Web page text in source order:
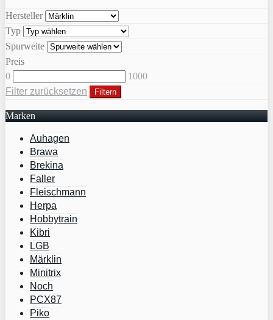
Hersteller
Typ
Spurweite
Preis
0
1000
Filter zurücksetzen
Filtern
Marken
Auhagen
Brawa
Brekina
Faller
Fleischmann
Herpa
Hobbytrain
Kibri
LGB
Märklin
Minitrix
Noch
PCX87
Piko